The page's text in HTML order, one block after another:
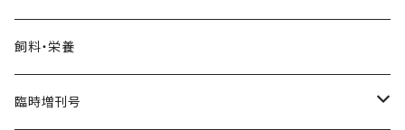
飼料・栄養
臨時増刊号